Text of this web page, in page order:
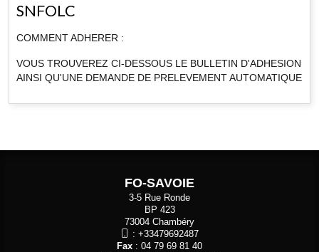
SNFOLC
COMMENT ADHERER :
VOUS TROUVEREZ CI-DESSOUS LE BULLETIN D'ADHESION
AINSI QU'UNE DEMANDE DE PRELEVEMENT AUTOMATIQUE
FO-SAVOIE
3-5 Rue Ronde
BP 423
73004 Chambéry
: +33479692487
Fax : 04 79 69 81 40